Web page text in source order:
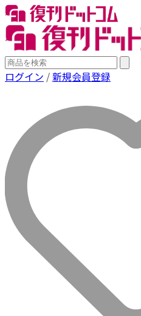
ログイン /新規会員登録